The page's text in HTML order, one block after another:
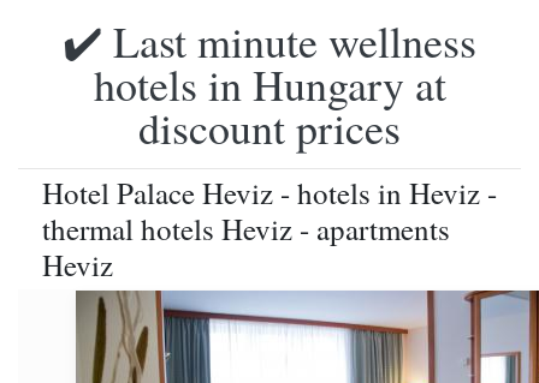
✔️ Last minute wellness
hotels in Hungary at
discount prices
Hotel Palace Heviz - hotels in Heviz -
thermal hotels Heviz - apartments
Heviz